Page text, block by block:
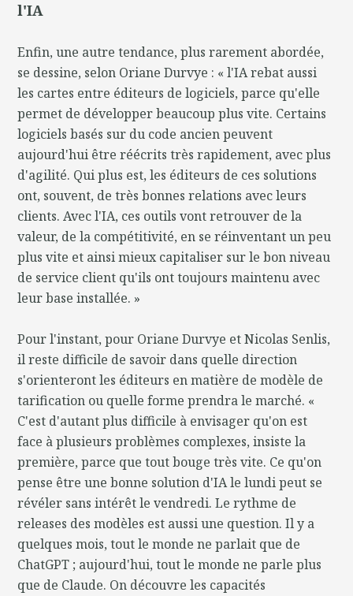
l'IA
Enfin, une autre tendance, plus rarement abordée,
se dessine, selon Oriane Durvye : « l'IA rebat aussi
les cartes entre éditeurs de logiciels, parce qu'elle
permet de développer beaucoup plus vite. Certains
logiciels basés sur du code ancien peuvent
aujourd'hui être réécrits très rapidement, avec plus
d'agilité. Qui plus est, les éditeurs de ces solutions
ont, souvent, de très bonnes relations avec leurs
clients. Avec l'IA, ces outils vont retrouver de la
valeur, de la compétitivité, en se réinventant un peu
plus vite et ainsi mieux capitaliser sur le bon niveau
de service client qu'ils ont toujours maintenu avec
leur base installée. »
Pour l'instant, pour Oriane Durvye et Nicolas Senlis,
il reste difficile de savoir dans quelle direction
s'orienteront les éditeurs en matière de modèle de
tarification ou quelle forme prendra le marché. «
C'est d'autant plus difficile à envisager qu'on est
face à plusieurs problèmes complexes, insiste la
première, parce que tout bouge très vite. Ce qu'on
pense être une bonne solution d'IA le lundi peut se
révéler sans intérêt le vendredi. Le rythme de
releases des modèles est aussi une question. Il y a
quelques mois, tout le monde ne parlait que de
ChatGPT ; aujourd'hui, tout le monde ne parle plus
que de Claude. On découvre les capacités